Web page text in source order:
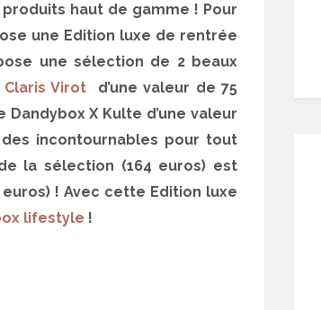
haut de gamme ! Pour
une Edition luxe de rentrée
une sélection de 2 beaux
Claris Virot
d’une valeur de 75
X Kulte d’une valeur
incontournables pour tout
la sélection (164 euros) est
! Avec cette Edition luxe
lifestyle !